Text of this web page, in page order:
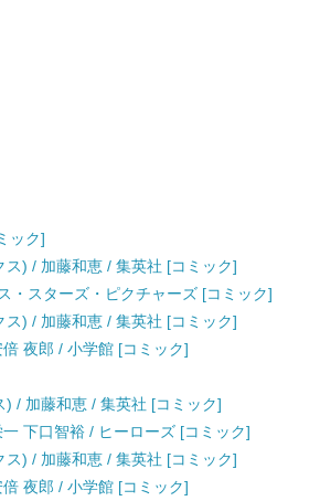
ック]
) / 加藤和恵 / 集英社 [コミック]
・スターズ・ピクチャーズ [コミック]
) / 加藤和恵 / 集英社 [コミック]
夜郎 / 小学館 [コミック]
/ 加藤和恵 / 集英社 [コミック]
下口智裕 / ヒーローズ [コミック]
) / 加藤和恵 / 集英社 [コミック]
夜郎 / 小学館 [コミック]